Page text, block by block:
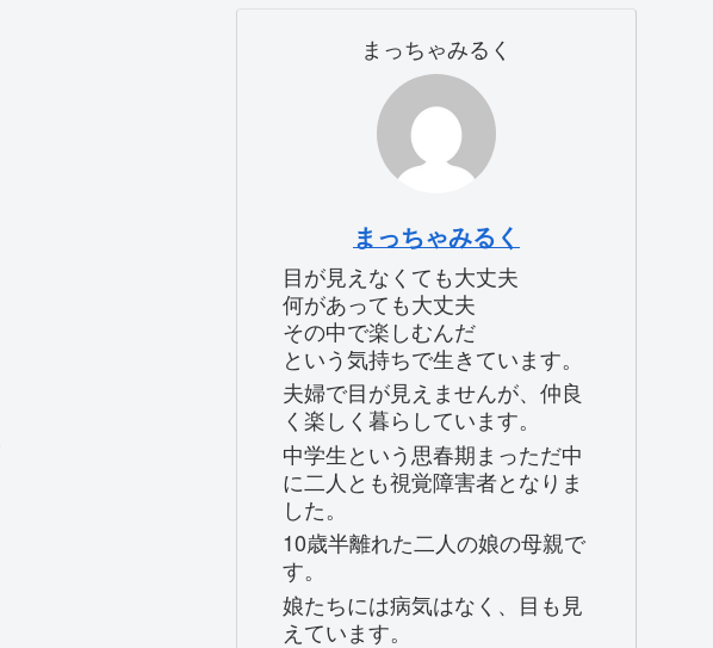
まっちゃみるく
まっちゃみるく
目が見えなくても大丈夫
何があっても大丈夫
その中で楽しむんだ
という気持ちで生きています。
夫婦で目が見えませんが、仲良
く楽しく暮らしています。
中学生という思春期まっただ中
に二人とも視覚障害者となりま
した。
10歳半離れた二人の娘の母親で
す。
娘たちには病気はなく、目も見
えています。